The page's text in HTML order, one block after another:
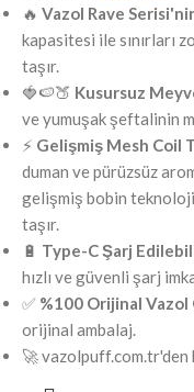
🔥 Vazol Rave
kapasitesi ile sınırları
taşır.
🍓🍉🍑 Kusursuz
ve yumuşak şeftalinin
⚡ Gelişmiş Mesh Coil
duman ve pürüzsüz
gelişmiş bobin
taşır.
🔋 Type-C Şarj
hızlı ve güvenli şarj
✅ %100 Orijinal Vazol
orijinal ambalaj.
🚀 vazolpuff.com.tr'den